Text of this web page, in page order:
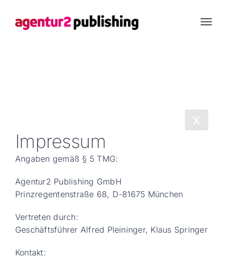
content
x
Impressum
Angaben gemäß § 5 TMG:
Agentur2 Publishing GmbH
Prinzregentenstraße 68, D-81675 München
Vertreten durch:
Geschäftsführer Alfred Pleininger, Klaus Springer
Kontakt: